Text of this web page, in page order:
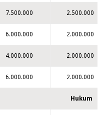
7.500.000 2.500.000
6.000.000 2.000.000
4.000.000 2.000.000
6.000.000 2.000.000
Hukum